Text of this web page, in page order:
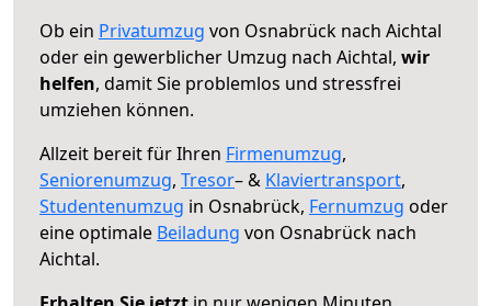
Ob ein Privatumzug von Osnabrück nach Aichtal
oder ein gewerblicher Umzug nach Aichtal, wir
helfen, damit Sie problemlos und stressfrei
umziehen können.
Allzeit bereit für Ihren Firmenumzug,
Seniorenumzug, Tresor– & Klaviertransport,
Studentenumzug in Osnabrück, Fernumzug oder
eine optimale Beiladung von Osnabrück nach
Aichtal.